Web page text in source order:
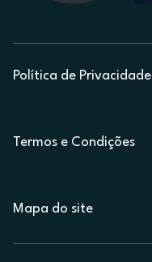
Política de Privacidade
Termos e Condições
Mapa do site